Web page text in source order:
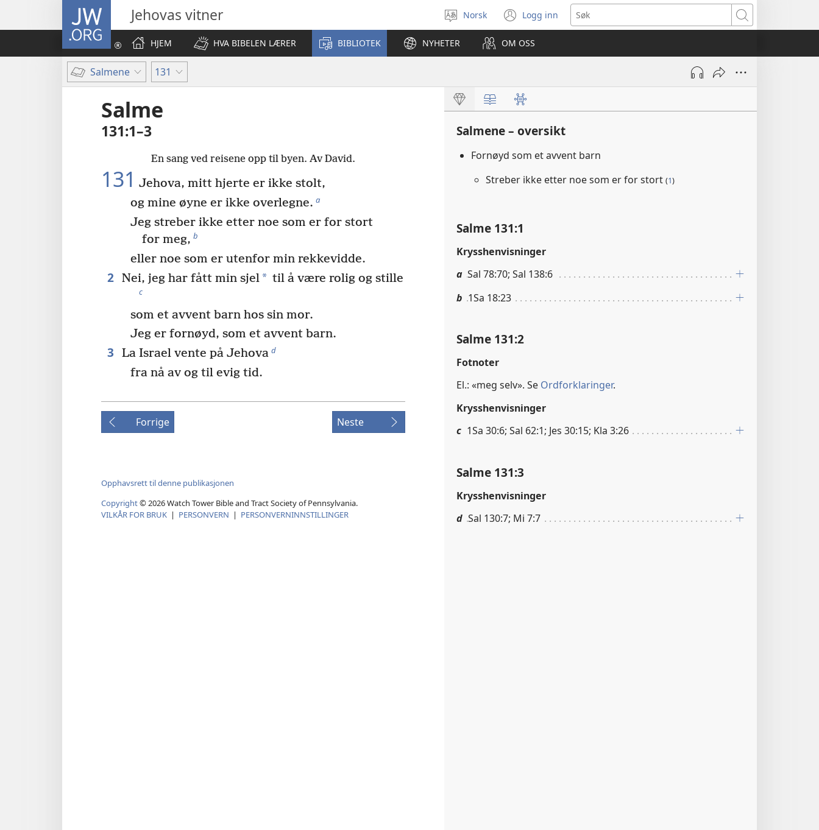
JW.ORG Jehovas vitner
Velg
språk
Norsk Logg inn
(åpner
nytt
vindu)
Søk
HJEM
HVA BIBELEN LÆRER BIBLIOTEK NYHETER OM OSS
Salmene 131
Salme
131:1–3
En sang ved reisene opp til byen. Av David.
131 Jehova, mitt hjerte er ikke stolt,
og mine øyne er ikke overlegne. a
Jeg streber ikke etter noe som er for stort
for meg, b
eller noe som er utenfor min rekkevidde.
2 Nei, jeg har fått min sjel* til å være rolig og stille
c
som et avvent barn hos sin mor.
Jeg er fornøyd, som et avvent barn.
3 La Israel vente på Jehova d
fra nå av og til evig tid.
Forrige Neste
Opphavsrett til denne publikasjonen
Copyright©2026Watch Tower Bible and Tract Society of Pennsylvania.
VILKÅR FOR BRUK | PERSONVERN | PERSONVERNINNSTILLINGER
Salmene – oversikt
Fornøyd som et avvent barn
Streber ikke etter noe som er for stort (1)
Salme 131:1
Krysshenvisninger
a Sal 78:70; Sal 138:6
b 1Sa 18:23
Salme 131:2
Fotnoter
El.: «meg selv». Se Ordforklaringer.
Krysshenvisninger
c 1Sa 30:6; Sal 62:1; Jes 30:15; Kla 3:26
Salme 131:3
Krysshenvisninger
d Sal 130:7; Mi 7:7